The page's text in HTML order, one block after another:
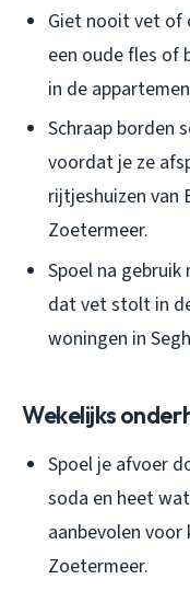
Giet nooit vet of
een oude fles of
in de
Schraap borden
voordat je ze
rijtjeshuizen van
Zoetermeer.
Spoel na
dat vet stolt in
woningen in
Wekelijks
Spoel je afvoer
soda en heet
aanbevolen voor
Zoetermeer.